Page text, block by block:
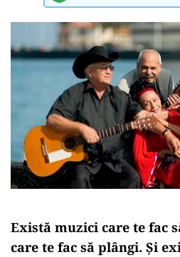
Există muzici care te fac
care te fac să plângi. Și